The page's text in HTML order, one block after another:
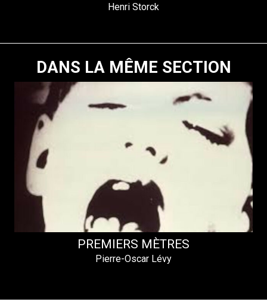
Henri Storck
DANS LA MÊME SECTION
PREMIERS MÈTRES
Pierre-Oscar Lévy